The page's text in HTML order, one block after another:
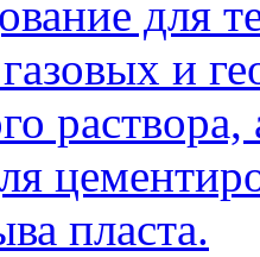
для
и
пласта.